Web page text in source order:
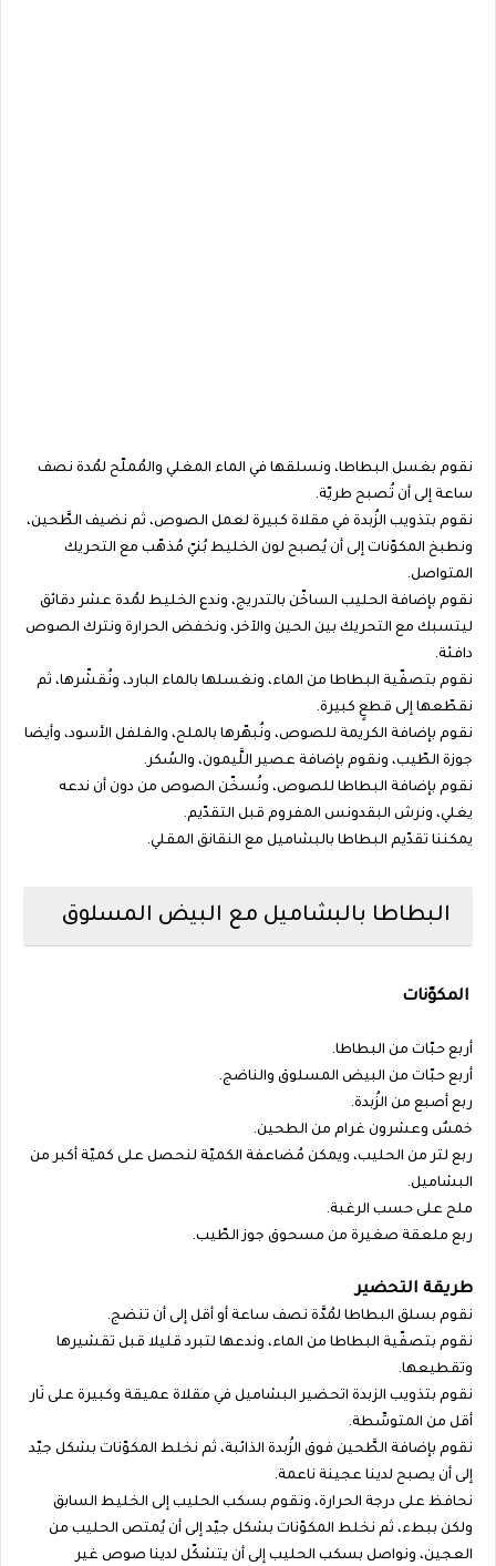
نقوم بغسل البطاطا، ونسلقها في الماء المغلي والمُملّح لمُدة نصف
ساعة إلى أن تُصبح طريّة.
نقوم بتذويب الزُبدة في مقلاة كبيرة لعمل الصوص، ثم نضيف الطَّحين،
ونطبخ المكوّنات إلى أن يُصبح لون الخليط بُنيّ مُذهّب مع التحريك
المتواصل.
نقوم بإضافة الحليب الساخّن بالتدريج، وندع الخليط لمُدة عشر دقائق
ليتسبك مع التحريك بين الحين والآخر، ونخفض الحرارة ونترك الصوص
دافئة.
نقوم بتصفّية البطاطا من الماء، ونغسلها بالماء البارد، ونُقشّرها، ثم
نقطّعها إلى قطعٍ كبيرة.
نقوم بإضافة الكريمة للصوص، ونُبهّرها بالملح، والفلفل الأسود، وأيضا
جوزة الطّيب، ونقوم بإضافة عصير اللَّيمون، والسُكر.
نقوم بإضافة البطاطا للصوص، ونُسخّن الصوص من دون أن ندعه
يغلي، ونرش البقدونس المفروم قبل التقدّيم.
يمكننا تقدّيم البطاطا بالبشاميل مع النقانق المقلي.
البطاطا بالبشاميل مع البيض المسلوق
المكوّنات
أربع حبّات من البطاطا.
أربع حبّات من البيض المسلوق والناضج.
ربع أصبع من الزُبدة.
خمسٌ وعشرون غرام من الطحين.
ربع لتر من الحليب، ويمكن مُضاعفة الكميّة لنحصل على كميّة أكبر من
البشاميل.
ملح على حسب الرغبة.
ربع ملعقة صغيرة من مسحوق جوز الطّيب.
طريقة التحضير
نقوم بسلق البطاطا لمُدَّة نصف ساعة أو أقل إلى أن تنضج.
نقوم بتصفّية البطاطا من الماء، وندعها لتبرد قليلا قبل تقشيرها
وتقطيعها.
نقوم بتذويب الزبدة اتحضير البشاميل في مقلاة عميقة وكبيرة على نَار
أقل من المتوسِّطة.
نقوم بإضافة الطَّحين فوق الزُبدة الذائبة، ثم نخلط المكوّنات بشكل جيّد
إلى أن يصبح لدينا عجينة ناعمة.
نحافظ على درجة الحرارة، ونقوم بسكب الحليب إلى الخليط السابق
ولكن ببطء، ثم نخلط المكوّنات بشكل جيّد إلى أن يُمتص الحليب من
العجين، ونواصل بسكب الحليب إلى أن يتشكّل لدينا صوص غير